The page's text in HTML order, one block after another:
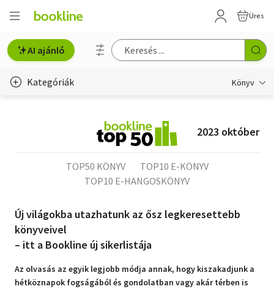
Üres
AI ajánló
Kategóriák Könyv
Gyermek- és ifjúsági
Irodalom
Művészet
Szakkönyv
2023 október
TOP50 KÖNYV
TOP10 E-KÖNYV
TOP10 E-HANGOSKÖNYV
Új világokba utazhatunk az ősz legkeresettebb
könyveivel
– itt a Bookline új sikerlistája
Az olvasás az egyik legjobb módja annak, hogy kiszakadjunk a
hétköznapok fogságából és gondolatban vagy akár térben is